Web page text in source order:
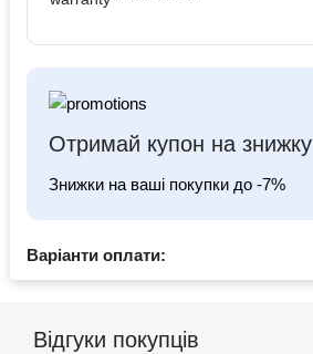
Отримай купон на знижку
Знижки на ваші покупки до -7%
Варіанти оплати:
Відгуки покупців